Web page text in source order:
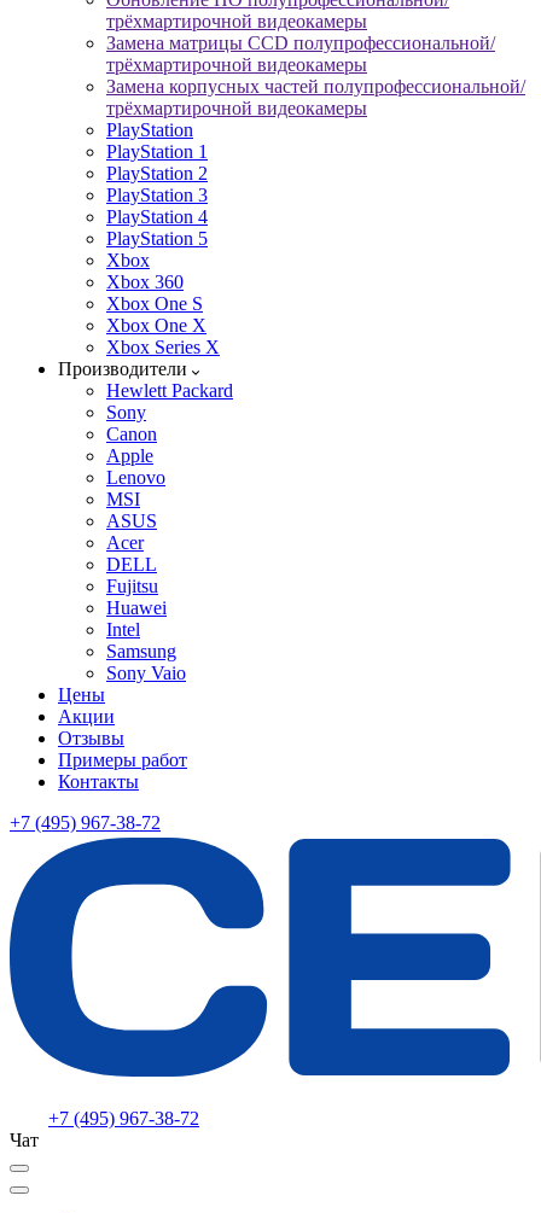
трёхмартирочной видеокамеры
Замена матрицы CCD полупрофессиональной/
трёхмартирочной видеокамеры
Замена корпусных частей полупрофессиональной/
трёхмартирочной видеокамеры
PlayStation
PlayStation 1
PlayStation 2
PlayStation 3
PlayStation 4
PlayStation 5
Xbox
Xbox 360
Xbox One S
Xbox One X
Xbox Series X
Производители
Hewlett Packard
Sony
Canon
Apple
Lenovo
MSI
ASUS
Acer
DELL
Fujitsu
Huawei
Intel
Samsung
Sony Vaio
Цены
Акции
Отзывы
Примеры работ
Контакты
+7 (495) 967-38-72
+7 (495) 967-38-72
Чат